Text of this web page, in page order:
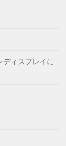
ディスプレイに